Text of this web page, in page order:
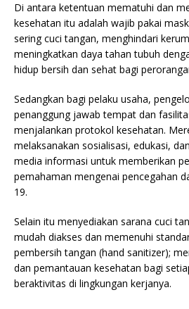
Di antara ketentuan mematuhi dan
kesehatan itu adalah wajib pakai
sering cuci tangan, menghindari
meningkatkan daya tahan tubuh
hidup bersih dan sehat bagi
Sedangkan bagi pelaku usaha,
penanggung jawab tempat dan
menjalankan protokol kesehatan.
melaksanakan sosialisasi, edukasi,
media informasi untuk memberikan
pemahaman mengenai pencegahan
19.
Selain itu menyediakan sarana cuci
mudah diakses dan memenuhi
pembersih tangan (hand sanitizer);
dan pemantauan kesehatan bagi
beraktivitas di lingkungan kerjanya.